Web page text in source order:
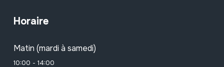
Horaire
Matin (mardi à samedi)
10:00 - 14:00